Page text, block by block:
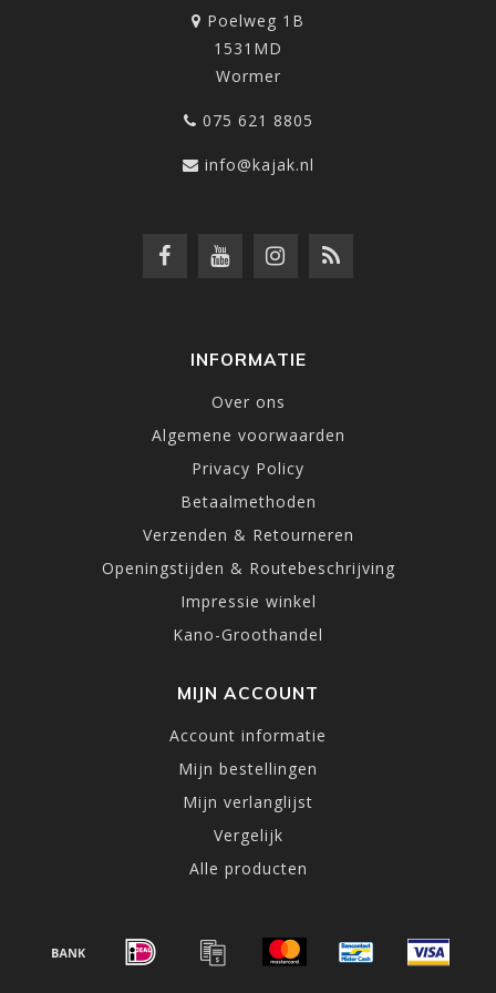
Poelweg 1B
1531MD
Wormer
075 621 8805
info@kajak.nl
INFORMATIE
Over ons
Algemene voorwaarden
Privacy Policy
Betaalmethoden
Verzenden & Retourneren
Openingstijden & Routebeschrijving
Impressie winkel
Kano-Groothandel
MIJN ACCOUNT
Account informatie
Mijn bestellingen
Mijn verlanglijst
Vergelijk
Alle producten